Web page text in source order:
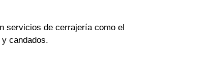
servicios de cerrajería como el
candados.